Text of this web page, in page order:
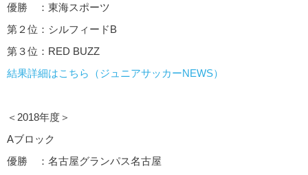
優勝 ：東海スポーツ
第２位：シルフィードB
第３位：RED BUZZ
結果詳細はこちら（ジュニアサッカーNEWS）
＜2018年度＞
Aブロック
優勝 ：名古屋グランパス名古屋